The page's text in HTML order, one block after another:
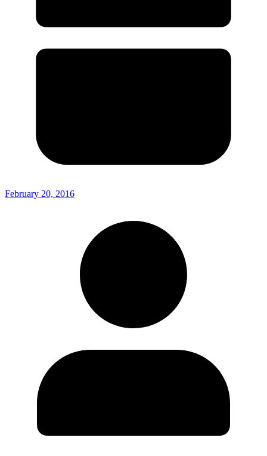
February 20, 2016